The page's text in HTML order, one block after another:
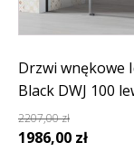
Drzwi wnękowe
Black DWJ 100
2207,00zł
Pierwotna
1986,00 zł